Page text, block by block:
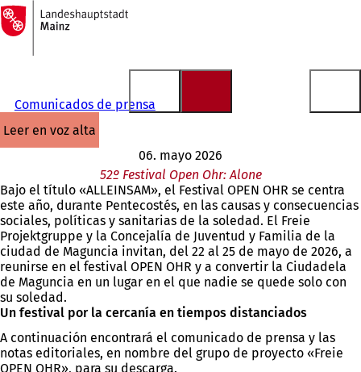
Saltar al contenido
A
la
página
Comunicados de prensa
leer en voz alta
06. mayo 2026
52º Festival Open Ohr: Alone
Bajo el título «ALLEINSAM», el Festival OPEN OHR se centra
este año, durante Pentecostés, en las causas y consecuencias
sociales, políticas y sanitarias de la soledad. El Freie
Projektgruppe y la Concejalía de Juventud y Familia de la
ciudad de Maguncia invitan, del 22 al 25 de mayo de 2026, a
reunirse en el festival OPEN OHR y a convertir la Ciudadela
de Maguncia en un lugar en el que nadie se quede solo con
su soledad.
Un festival por la cercanía en tiempos distanciados
A continuación encontrará el comunicado de prensa y las
notas editoriales, en nombre del grupo de proyecto «Freie
OPEN OHR», para su descarga.